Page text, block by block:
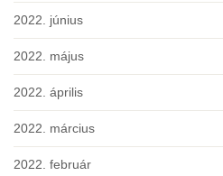
2022. június
2022. május
2022. április
2022. március
2022. február